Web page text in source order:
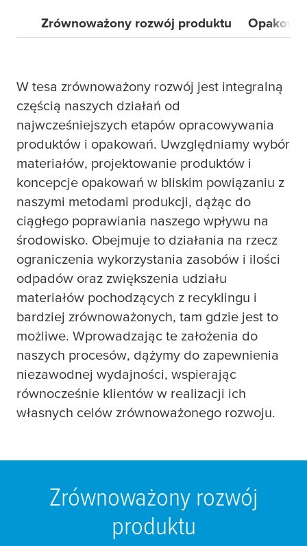
Zrównoważony rozwój produktu
W tesa zrównoważony rozwój jest integralną
częścią naszych działań od
najwcześniejszych etapów opracowywania
produktów i opakowań. Uwzględniamy wybór
materiałów, projektowanie produktów i
koncepcje opakowań w bliskim powiązaniu z
naszymi metodami produkcji, dążąc do
ciągłego poprawiania naszego wpływu na
środowisko. Obejmuje to działania na rzecz
ograniczenia wykorzystania zasobów i ilości
odpadów oraz zwiększenia udziału
materiałów pochodzących z recyklingu i
bardziej zrównoważonych, tam gdzie jest to
możliwe. Wprowadzając te założenia do
naszych procesów, dążymy do zapewnienia
niezawodnej wydajności, wspierając
równocześnie klientów w realizacji ich
własnych celów zrównoważonego rozwoju.
Zrównoważony rozwój
produktu